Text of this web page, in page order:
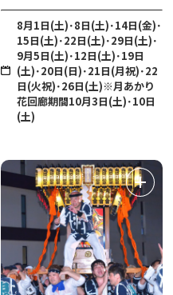
8月1日(土)･8日(土)･14日(金)･
15日(土)･22日(土)･29日(土)･
9月5日(土)･12日(土)･19日
(土)･20日(日)･21日(月祝)･22
日(火祝)･26日(土)※月あかり
花回廊期間10月3日(土)･10日
(土)